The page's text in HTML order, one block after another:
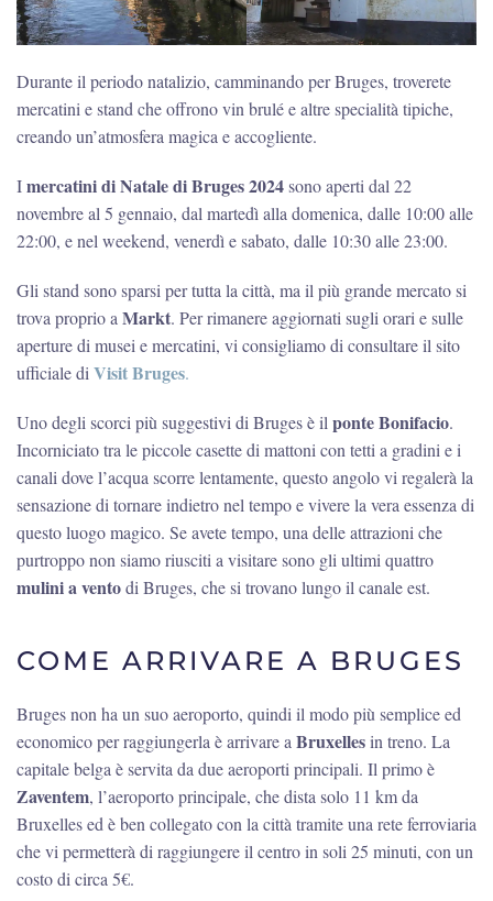
Durante il periodo natalizio, camminando per Bruges, troverete
mercatini e stand che offrono vin brulé e altre specialità tipiche,
creando un’atmosfera magica e accogliente.
Imercatini di Natale di Bruges 2024sono aperti dal 22
novembre al 5 gennaio, dal martedì alla domenica, dalle 10:00 alle
22:00, e nel weekend, venerdì e sabato, dalle 10:30 alle 23:00.
Gli stand sono sparsi per tutta la città, ma il più grande mercato si
trova proprio aMarkt. Per rimanere aggiornati sugli orari e sulle
aperture di musei e mercatini, vi consigliamo di consultare il sito
ufficiale diVisit Bruges.
Uno degli scorci più suggestivi di Bruges è ilponte Bonifacio.
Incorniciato tra le piccole casette di mattoni con tetti a gradini e i
canali dove l’acqua scorre lentamente, questo angolo vi regalerà la
sensazione di tornare indietro nel tempo e vivere la vera essenza di
questo luogo magico. Se avete tempo, una delle attrazioni che
purtroppo non siamo riusciti a visitare sono gli ultimi quattro
mulini a ventodi Bruges, che si trovano lungo il canale est.
COME ARRIVARE A BRUGES
Bruges non ha un suo aeroporto, quindi il modo più semplice ed
economico per raggiungerla è arrivare aBruxellesin treno. La
capitale belga è servita da due aeroporti principali. Il primo è
Zaventem, l’aeroporto principale, che dista solo 11 km da
Bruxelles ed è ben collegato con la città tramite una rete ferroviaria
che vi permetterà di raggiungere il centro in soli 25 minuti, con un
costo di circa 5€.